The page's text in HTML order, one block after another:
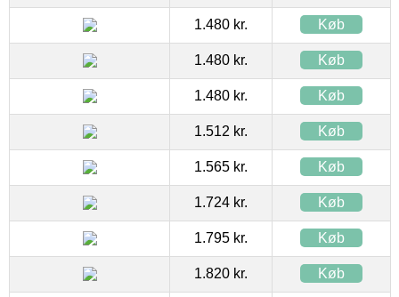
1.480 kr. Køb
1.480 kr. Køb
1.480 kr. Køb
1.512 kr. Køb
1.565 kr. Køb
1.724 kr. Køb
1.795 kr. Køb
1.820 kr. Køb